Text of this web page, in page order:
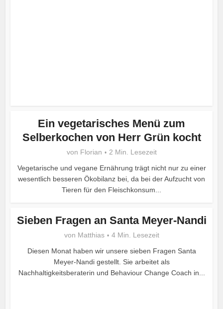
Ein vegetarisches Menü zum
Selberkochen von Herr Grün kocht
von Florian
2 Min. Lesezeit
Vegetarische und vegane Ernährung trägt nicht nur zu einer
wesentlich besseren Ökobilanz bei, da bei der Aufzucht von
Tieren für den Fleischkonsum...
Sieben Fragen an Santa Meyer-Nandi
von Matthias
4 Min. Lesezeit
Diesen Monat haben wir unsere sieben Fragen Santa
Meyer-Nandi gestellt. Sie arbeitet als
Nachhaltigkeitsberaterin und Behaviour Change Coach in...